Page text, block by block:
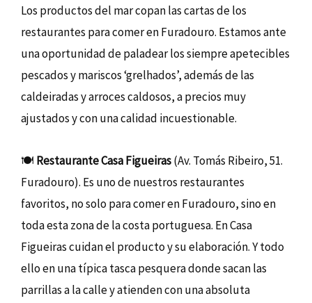
Los productos del mar copan las cartas de los
restaurantes para comer en Furadouro. Estamos ante
una oportunidad de paladear los siempre apetecibles
pescados y mariscos ‘grelhados’, además de las
caldeiradas y arroces caldosos, a precios muy
ajustados y con una calidad incuestionable.
🍽️ Restaurante Casa Figueiras(Av. Tomás Ribeiro, 51.
Furadouro). Es uno de nuestros restaurantes
favoritos, no solo para comer en Furadouro, sino en
toda esta zona de la costa portuguesa. En Casa
Figueiras cuidan el producto y su elaboración. Y todo
ello en una típica tasca pesquera donde sacan las
parrillas a la calle y atienden con una absoluta